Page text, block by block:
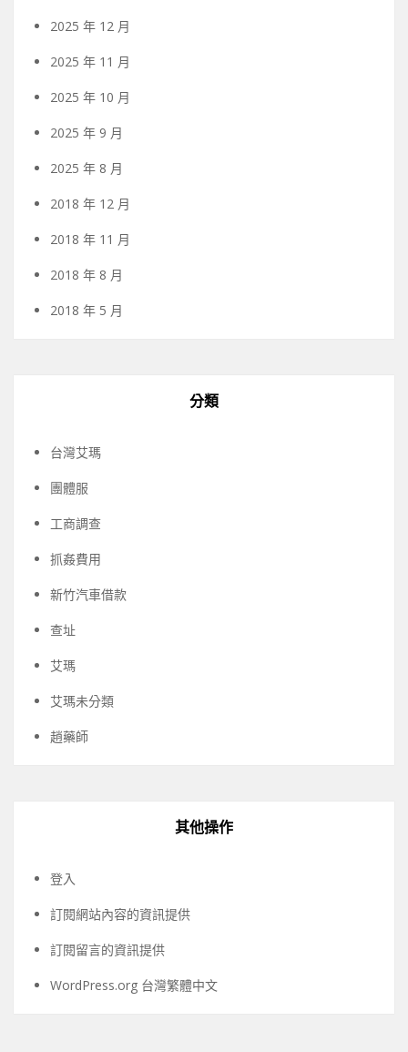
2025 年 12 月
2025 年 11 月
2025 年 10 月
2025 年 9 月
2025 年 8 月
2018 年 12 月
2018 年 11 月
2018 年 8 月
2018 年 5 月
分類
台灣艾瑪
團體服
工商調查
抓姦費用
新竹汽車借款
查址
艾瑪
艾瑪未分類
趙藥師
其他操作
登入
訂閱網站內容的資訊提供
訂閱留言的資訊提供
WordPress.org 台灣繁體中文